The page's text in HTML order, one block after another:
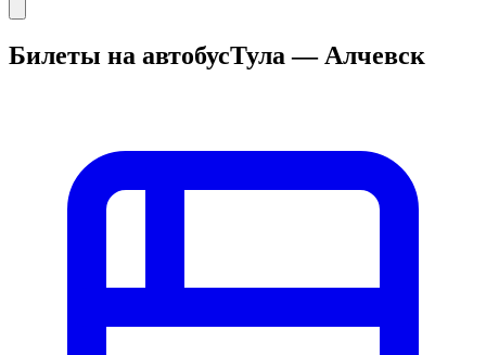
Билеты на автобусТула — Алчевск